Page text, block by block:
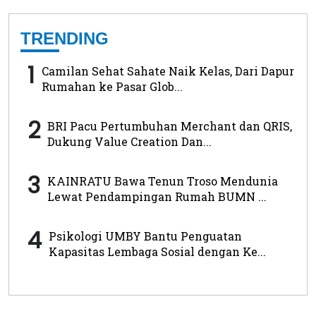
TRENDING
1 Camilan Sehat Sahate Naik Kelas, Dari Dapur
Rumahan ke Pasar Glob...
2 BRI Pacu Pertumbuhan Merchant dan QRIS,
Dukung Value Creation Dan...
3 KAINRATU Bawa Tenun Troso Mendunia
Lewat Pendampingan Rumah BUMN ...
4 Psikologi UMBY Bantu Penguatan
Kapasitas Lembaga Sosial dengan Ke...